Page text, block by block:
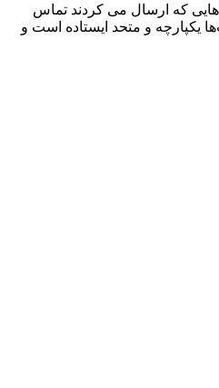
هایی که ارسال می کردند تماس
یکپارچه و متحد ایستاده است و